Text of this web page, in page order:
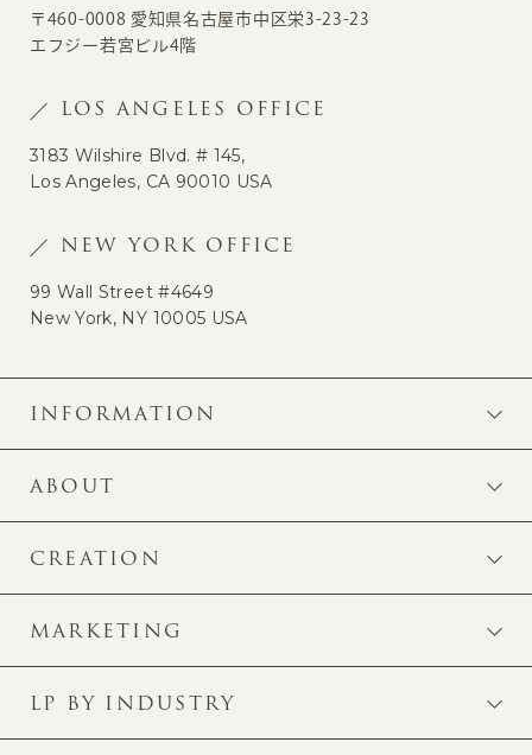
〒460-0008 愛知県名古屋市中区栄3-23-23
エフジー若宮ビル4階
LOS ANGELES OFFICE
3183 Wilshire Blvd. # 145,
Los Angeles, CA 90010 USA
NEW YORK OFFICE
99 Wall Street #4649
New York, NY 10005 USA
INFORMATION
ABOUT
CREATION
MARKETING
LP BY INDUSTRY